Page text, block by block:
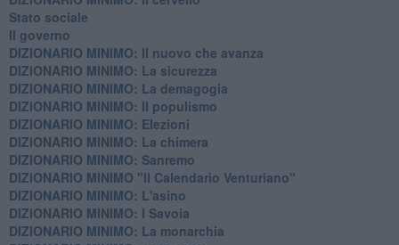
Stato sociale
Il governo
DIZIONARIO MINIMO: Il nuovo che avanza
DIZIONARIO MINIMO: La sicurezza
DIZIONARIO MINIMO: La demagogia
DIZIONARIO MINIMO: Il populismo
DIZIONARIO MINIMO: Elezioni
DIZIONARIO MINIMO: La chimera
DIZIONARIO MINIMO: Sanremo
DIZIONARIO MINIMO "Il Calendario Venturiano"
DIZIONARIO MINIMO: L'asino
DIZIONARIO MINIMO: I Savoia
DIZIONARIO MINIMO: La monarchia